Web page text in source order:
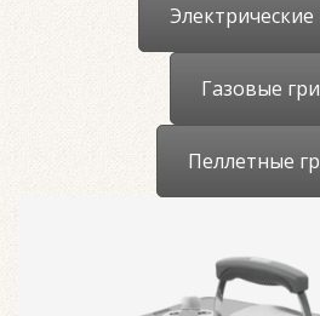
Электрические
Газовые
Пеллетные